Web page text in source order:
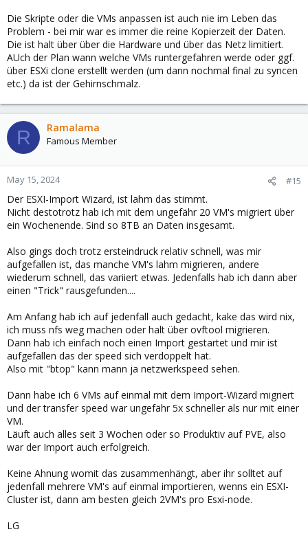
Die Skripte oder die VMs anpassen ist auch nie im Leben das
Problem - bei mir war es immer die reine Kopierzeit der Daten.
Die ist halt über über die Hardware und über das Netz limitiert.
AUch der Plan wann welche VMs runtergefahren werde oder ggf.
über ESXi clone erstellt werden (um dann nochmal final zu syncen
etc.) da ist der Gehirnschmalz.
R Ramalama
Famous Member
May 15, 2024 #15
Der ESXI-Import Wizard, ist lahm das stimmt.
Nicht destotrotz hab ich mit dem ungefähr 20 VM's migriert über
ein Wochenende. Sind so 8TB an Daten insgesamt.
Also gings doch trotz ersteindruck relativ schnell, was mir
aufgefallen ist, das manche VM's lahm migrieren, andere
wiederum schnell, das variiert etwas. Jedenfalls hab ich dann aber
einen "Trick" rausgefunden....
Am Anfang hab ich auf jedenfall auch gedacht, kake das wird nix,
ich muss nfs weg machen oder halt über ovftool migrieren.
Dann hab ich einfach noch einen Import gestartet und mir ist
aufgefallen das der speed sich verdoppelt hat.
Also mit "btop" kann mann ja netzwerkspeed sehen.
Dann habe ich 6 VMs auf einmal mit dem Import-Wizard migriert
und der transfer speed war ungefähr 5x schneller als nur mit einer
VM.
Läuft auch alles seit 3 Wochen oder so Produktiv auf PVE, also
war der Import auch erfolgreich.
Keine Ahnung womit das zusammenhängt, aber ihr solltet auf
jedenfall mehrere VM's auf einmal importieren, wenns ein ESXI-
Cluster ist, dann am besten gleich 2VM's pro Esxi-node.
LG